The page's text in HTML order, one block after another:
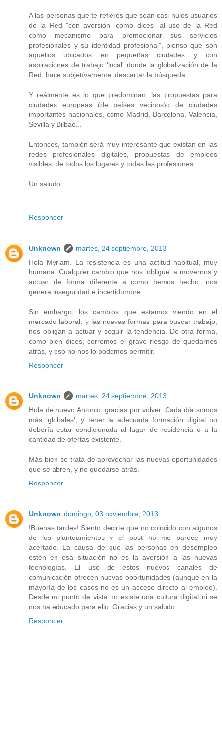
A las personas que te refieres que sean casi nulos usuarios
de la Red "con aversión -como dices- al uso de la Red
como mecanismo para promocionar sus servicios
profesionales y su identidad profesional", pienso que son
aquellos ubicados en pequeñas ciudades y con
aspiraciones de trabajo 'local' donde la globalización de la
Red, hace subjetívamente, descartar la búsqueda.
Y reálmente es lo que predominan, las propuestas para
ciudades europeas (de países vecinos)o de ciudades
importantes nacionales, como Madrid, Barcelona, Valencia,
Sevilla y Bilbao...
Entonces, también será muy interesante que existan en las
redes profesionales digitales, propuestas de empleos
visibles, de todos los lugares y todas las profesiones.
Un saludo.
Responder
Unknown
martes, 24 septiembre, 2013
Hola Myriam. La resistencia es una actitud habitual, muy
humana. Cualquier cambio que nos 'obligue' a movernos y
actuar de forma diferente a como hemos hecho, nos
genera inseguridad e incertidumbre.
Sin embargo, los cambios que estamos viendo en el
mercado laboral, y las nuevas formas para buscar trabajo,
nos obligan a actuar y seguir la tendencia. De otra forma,
como bien dices, corremos el grave riesgo de quedarnos
atrás, y eso no nos lo podemos permitir.
Responder
Unknown
martes, 24 septiembre, 2013
Hola de nuevo Antonio, gracias por volver. Cada día somos
más 'globales', y tener la adecuada formación digital no
debería estar condicionada al lugar de residencia o a la
cantidad de ofertas existente.
Más bien se trata de aprovechar las nuevas oportunidades
que se abren, y no quedarse atrás.
Responder
Unknown domingo, 03 noviembre, 2013
!Buenas tardes! Siento decirte que no coincido con algunos
de los planteamientos y el post no me parece muy
acertado. La causa de que las personas en desempleo
estén en esa situación no es la aversión a las nuevas
tecnologías. El uso de estos nuevos canales de
comunicación ofrecen nuevas oportunidades (aunque en la
mayoría de los casos no es un acceso directo al empleo).
Desde mi punto de vista no existe una cultura digital ni se
nos ha educado para ello. Gracias y un saludo.
Responder